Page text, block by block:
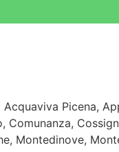
Picena,
Montedinove,